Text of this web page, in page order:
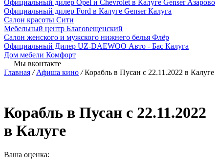
Официальный дилер Opel и Chevrolet в Калуге Genser Азарово
Официальный дилер Ford в Калуге Genser Калуга
Салон красоты Сити
Мебельный центр Благовещенский
Салон женского и мужского нижнего белья Флёр
Официальный Дилер UZ-DAEWOO Авто - Бас Калуга
Дом мебели Комфорт
Мы вконтакте
Главная /Афиша кино /Корабль в Пусан с 22.11.2022 в Калуге
Корабль в Пусан с 22.11.2022
в Калуге
Ваша оценка: